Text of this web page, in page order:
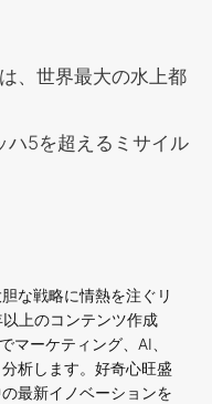
、世界最大の水上都
ハ5を超えるミサイル
な戦略に情熱を注ぐリ
上のコンテンツ作成
マーケティング、AI、
析します。好奇心旺盛
最新イノベーションを